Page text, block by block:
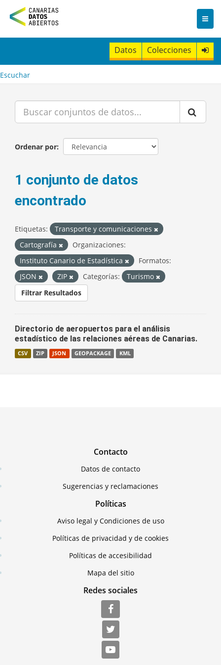
n
t
Datos Colecciones
Escuchar
Ordenar por
1 conjunto de datos
encontrado
Etiquetas:
Transporte y comunicaciones
Cartografía
Organizaciones:
Instituto Canario de Estadística
Formatos:
JSON
ZIP Categorías:
Turismo
Filtrar Resultados
Directorio de aeropuertos para el análisis
estadístico de las relaciones aéreas de Canarias.
CSV ZIP JSON GEOPACKAGE KML
Contacto
Datos de contacto
Sugerencias y reclamaciones
Políticas
Aviso legal y Condiciones de uso
Políticas de privacidad y de cookies
Políticas de accesibilidad
Mapa del sitio
Redes sociales